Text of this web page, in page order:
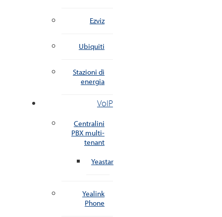
Ezviz
Ubiquiti
Stazioni di
energia
VoIP
Centralini
PBX multi-
tenant
Yeastar
Yealink
Phone